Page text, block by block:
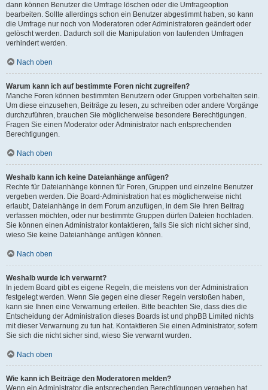
dann können Benutzer die Umfrage löschen oder die Umfrageoption
bearbeiten. Sollte allerdings schon ein Benutzer abgestimmt haben, so kann
die Umfrage nur noch von Moderatoren oder Administratoren geändert oder
gelöscht werden. Dadurch soll die Manipulation von laufenden Umfragen
verhindert werden.
Nach oben
Warum kann ich auf bestimmte Foren nicht zugreifen?
Manche Foren können bestimmten Benutzern oder Gruppen vorbehalten sein.
Um diese einzusehen, Beiträge zu lesen, zu schreiben oder andere Vorgänge
durchzuführen, brauchen Sie möglicherweise besondere Berechtigungen.
Fragen Sie einen Moderator oder Administrator nach entsprechenden
Berechtigungen.
Nach oben
Weshalb kann ich keine Dateianhänge anfügen?
Rechte für Dateianhänge können für Foren, Gruppen und einzelne Benutzer
vergeben werden. Die Board-Administration hat es möglicherweise nicht
erlaubt, Dateianhänge in dem Forum anzufügen, in dem Sie Ihren Beitrag
verfassen möchten, oder nur bestimmte Gruppen dürfen Dateien hochladen.
Sie können einen Administrator kontaktieren, falls Sie sich nicht sicher sind,
wieso Sie keine Dateianhänge anfügen können.
Nach oben
Weshalb wurde ich verwarnt?
In jedem Board gibt es eigene Regeln, die meistens von der Administration
festgelegt werden. Wenn Sie gegen eine dieser Regeln verstoßen haben,
kann sie Ihnen eine Verwarnung erteilen. Bitte beachten Sie, dass dies die
Entscheidung der Administration dieses Boards ist und phpBB Limited nichts
mit dieser Verwarnung zu tun hat. Kontaktieren Sie einen Administrator, sofern
Sie sich die nicht sicher sind, wieso Sie verwarnt wurden.
Nach oben
Wie kann ich Beiträge den Moderatoren melden?
Wenn ein Administrator die entsprechenden Berechtigungen vergeben hat,